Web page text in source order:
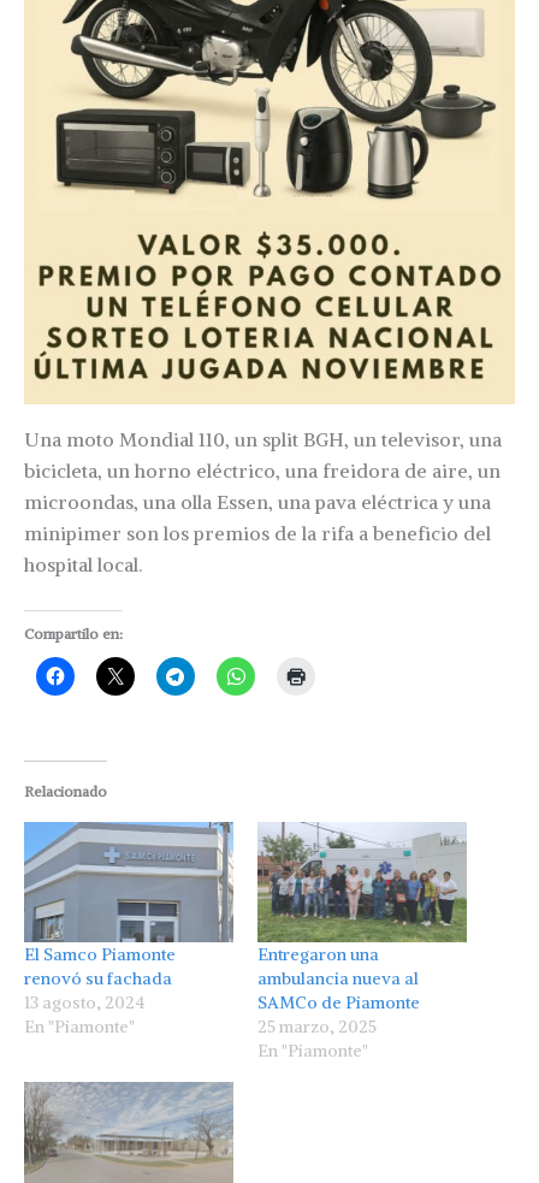
Una moto Mondial 110, un split BGH, un televisor, una
bicicleta, un horno eléctrico, una freidora de aire, un
microondas, una olla Essen, una pava eléctrica y una
minipimer son los premios de la rifa a beneficio del
hospital local.
Compartilo en:
Relacionado
El Samco Piamonte
renovó su fachada
13 agosto, 2024
En "Piamonte"
Entregaron una
ambulancia nueva al
SAMCo de Piamonte
25 marzo, 2025
En "Piamonte"